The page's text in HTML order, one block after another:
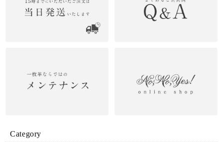
Dカン オプション
2026/06/27
ショルダーポーチ ブルー
2026/06/27
Category